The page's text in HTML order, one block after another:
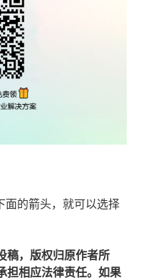
面的箭头，就可以选择
稿，版权归原作者所
担相应法律责任。如果